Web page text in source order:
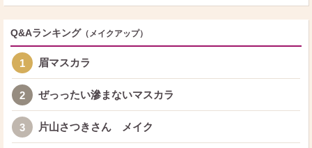
Q&Aランキング （メイクアップ）
1 眉マスカラ
2 ぜっったい滲まないマスカラ
3 片山さつきさん メイク